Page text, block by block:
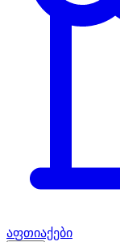
აფთიაქები